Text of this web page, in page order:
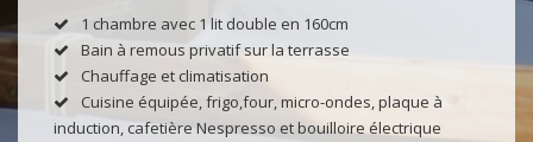
1 chambre avec 1 lit double en 160cm
Bain à remous privatif sur la terrasse
Chauffage et climatisation
Cuisine équipée, frigo,four, micro-ondes, plaque à
induction, cafetière Nespresso et bouilloire électrique